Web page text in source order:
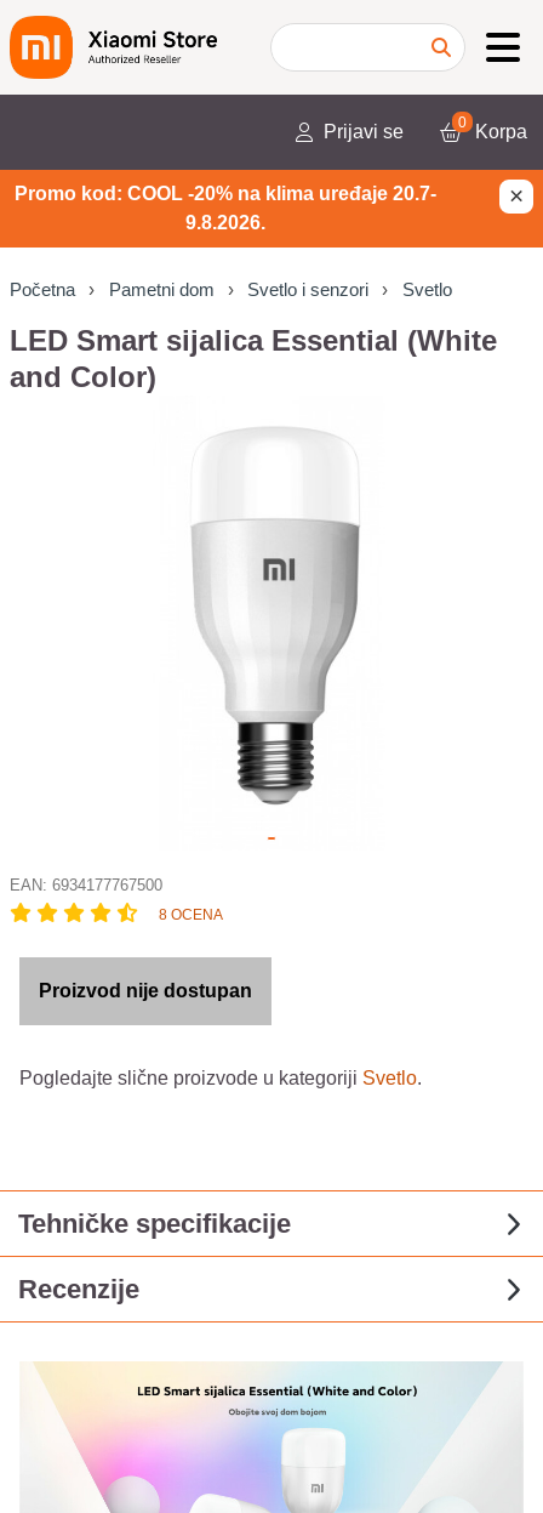
Prijavi se 0 Korpa
Promo kod: COOL -20% na klima uređaje 20.7-
9.8.2026.
×
Početna Pametni dom Svetlo i senzori Svetlo
LED Smart sijalica Essential (White
and Color)
EAN: 6934177767500
8 OCENA
Proizvod nije dostupan
Pogledajte slične proizvode u kategoriji Svetlo.
Tehničke specifikacije
Recenzije